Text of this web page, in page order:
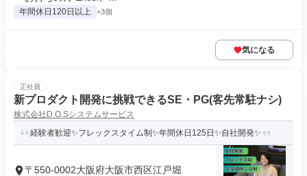
年間休日120日以上 +3個
気になる
正社員
新プロダクト開発に挑戦できるSE・PG(客先常駐ナシ)
株式会社D.O.Sシステムサービス
経験者歓迎✨フレックスタイム制✨年間休日125日✨自社開発✨
〒550-0002大阪府大阪市西区江戸堀